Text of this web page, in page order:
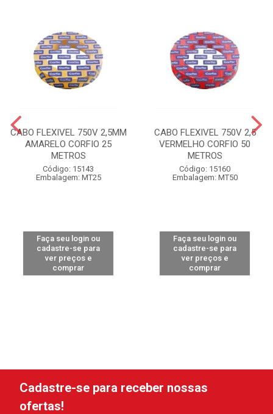
CABO FLEXIVEL 750V 2,5MM
AMARELO CORFIO 25
METROS
Código: 15143
Embalagem: MT25
Faça seu login ou
cadastre-se para
ver preços e
comprar
CABO FLEXIVEL 750V 2,5
VERMELHO CORFIO 50
METROS
Código: 15160
Embalagem: MT50
Faça seu login ou
cadastre-se para
ver preços e
comprar
Cadastre-se para receber nossas
ofertas!